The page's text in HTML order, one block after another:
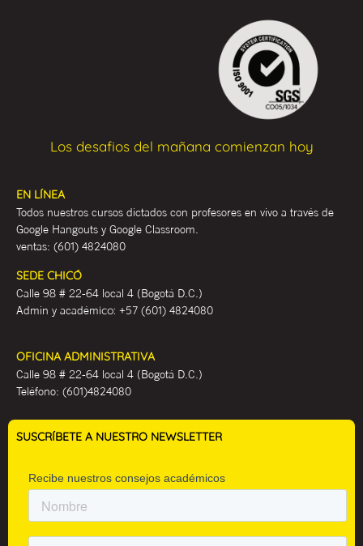
Los desafios del mañana comienzan hoy
EN LÍNEA
Todos nuestros cursos dictados con profesores en vivo a través de
Google Hangouts y Google Classroom.
ventas: (601) 4824080
SEDE CHICÓ
Calle 98 # 22-64 local 4 (Bogotá D.C.)
Admin y académico: +57 (601) 4824080
OFICINA ADMINISTRATIVA
Calle 98 # 22-64 local 4 (Bogotá D.C.)
Teléfono: (601)4824080
SUSCRÍBETE A NUESTRO NEWSLETTER